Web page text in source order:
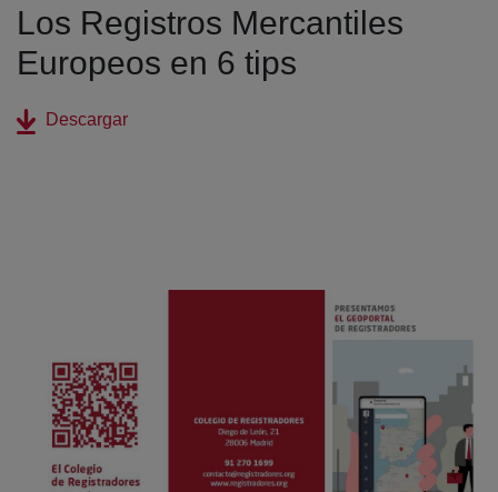
Los Registros Mercantiles
Europeos en 6 tips
Descargar(abre en nueva ventana)